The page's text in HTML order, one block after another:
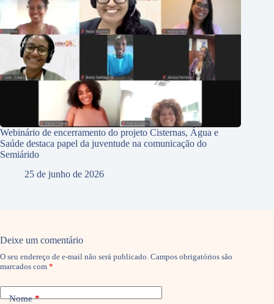
Webinário de encerramento do projeto Cisternas, Água e
Saúde destaca papel da juventude na comunicação do
Semiárido
25 de junho de 2026
Deixe um comentário
O seu endereço de e-mail não será publicado. Campos obrigatórios são
marcados com *
Nome*